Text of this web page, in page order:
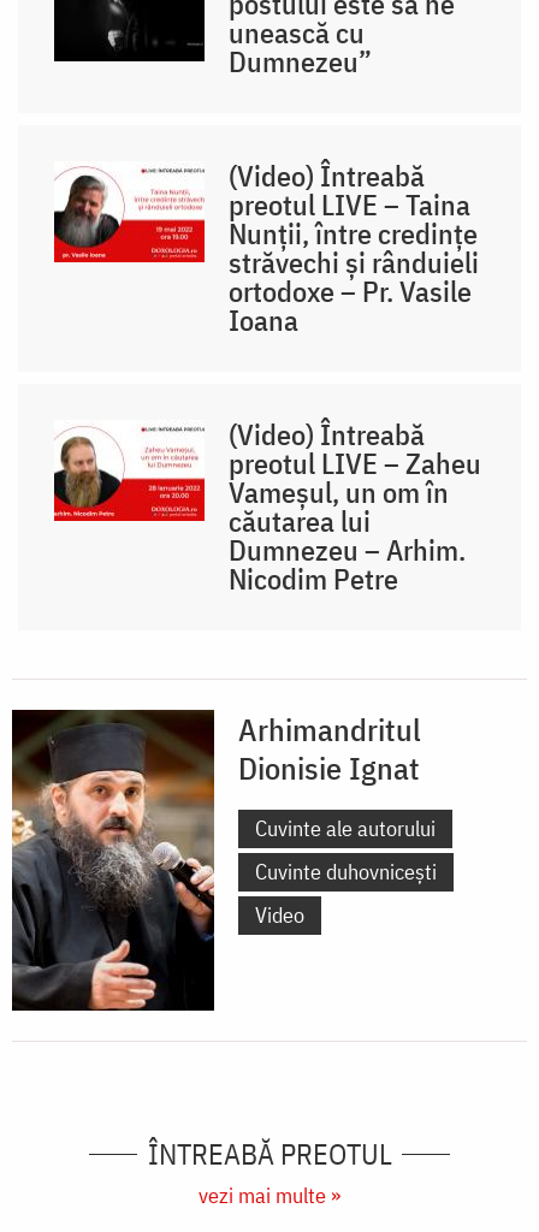
unească cu
Dumnezeu”
(Video) Întreabă
preotul LIVE – Taina
Nunții, între credințe
străvechi și rânduieli
ortodoxe – Pr. Vasile
Ioana
(Video) Întreabă
preotul LIVE – Zaheu
Vameșul, un om în
căutarea lui
Dumnezeu – Arhim.
Nicodim Petre
Arhimandritul
Dionisie Ignat
Cuvinte ale autorului
Cuvinte duhovnicești
Video
ÎNTREABĂ PREOTUL
vezi mai multe »